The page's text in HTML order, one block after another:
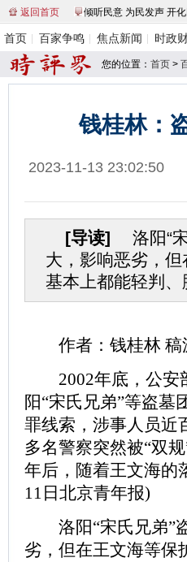
返回首页 倾听民意 为民发声 开
首页 百家争鸣 焦点新闻 时政
您的位置： 首页 >
钱桂林：
2023-11-13 23:02:50
[导读] 洛阳“宋
大，影响恶劣，
基本上都能轻判、
作者：钱桂林 稿
2002年底，公安部
阳“宋氏兄弟”等盗
罪线索，涉事人员近
多名警察突然被“双
年后，随着王文海的
11日北京青年报)
洛阳“宋氏兄弟”盗
劣，但在王文海等保